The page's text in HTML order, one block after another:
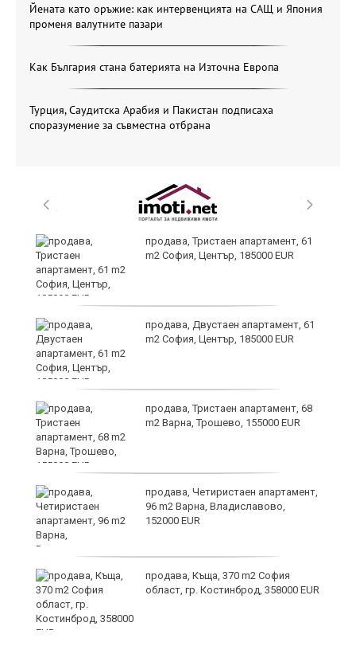
Йената като оръжие: как интервенцията на САЩ и Япония
променя валутните пазари
Как България стана батерията на Източна Европа
Турция, Саудитска Арабия и Пакистан подписаха
споразумение за съвместна отбрана
продава, Тристаен апартамент, 61
m2 София, Център, 185000 EUR
продава, Двустаен апартамент, 61
m2 София, Център, 185000 EUR
продава, Тристаен апартамент, 68
m2 Варна, Трошево, 155000 EUR
продава, Четиристаен апартамент,
96 m2 Варна, Владиславово,
152000 EUR
продава, Къща, 370 m2 София
област, гр. Костинброд, 358000 EUR